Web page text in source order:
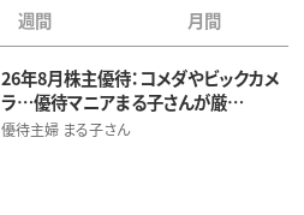
週間 月間
26年8月株主優待：コメダやビックカメ
ラ…優待マニアまる子さんが厳…
優待主婦 まる子さん